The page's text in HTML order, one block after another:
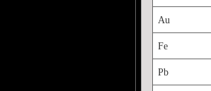
Au
Fe
Pb